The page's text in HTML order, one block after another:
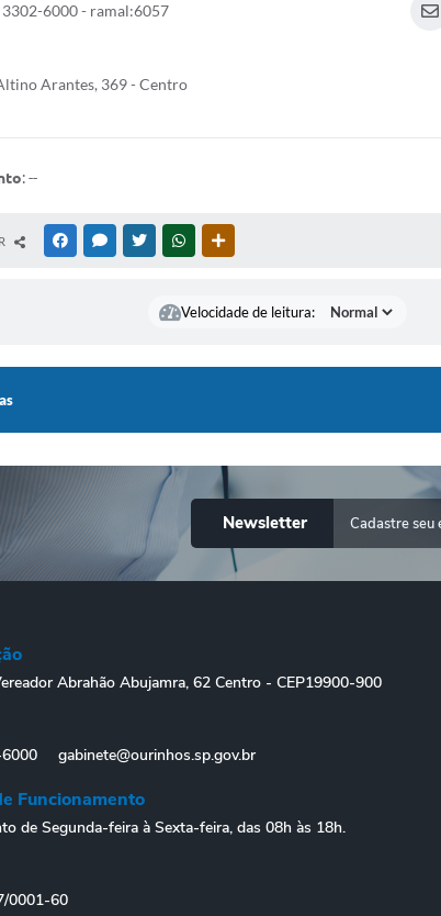
3302-6000 - ramal:6057
Arantes, 369 - Centro
: --
FACEBOOKMESSENGER
TWITTERWHATSAPP
Velocidade de leitura:
Newsletter
Abrahão Abujamra, 62 Centro - CEP19900-900
gabinete@ourinhos.sp.gov.br
Funcionamento
de Segunda-feira à Sexta-feira, das 08h às 18h.
0001-60